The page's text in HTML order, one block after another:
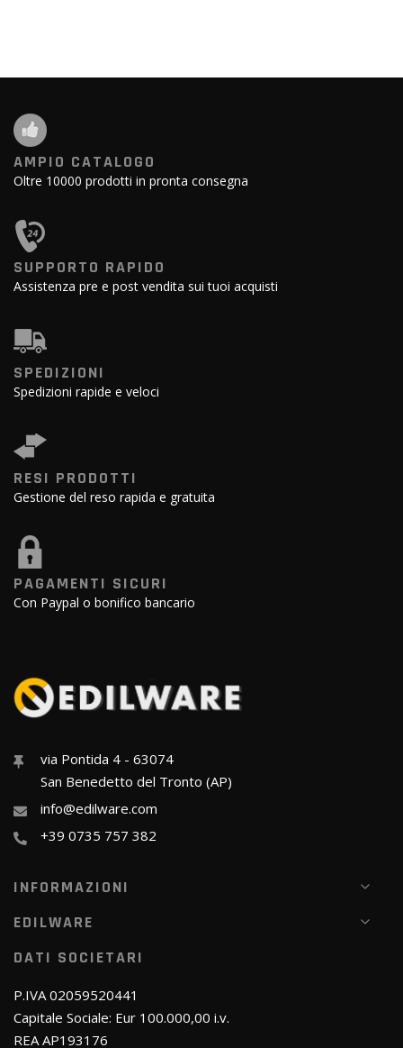
AMPIO CATALOGO
Oltre 10000 prodotti in pronta consegna
SUPPORTO RAPIDO
Assistenza pre e post vendita sui tuoi acquisti
SPEDIZIONI
Spedizioni rapide e veloci
RESI PRODOTTI
Gestione del reso rapida e gratuita
PAGAMENTI SICURI
Con Paypal o bonifico bancario
via Pontida 4 - 63074
San Benedetto del Tronto (AP)
info@edilware.com
+39 0735 757 382
INFORMAZIONI
EDILWARE
DATI SOCIETARI
P.IVA 02059520441
Capitale Sociale: Eur 100.000,00 i.v.
REA AP193176